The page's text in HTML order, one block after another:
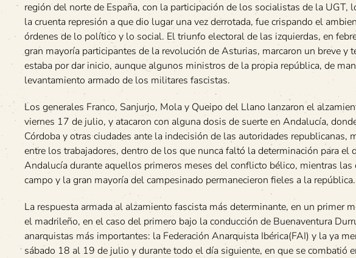
región del norte de España, con la participación de los socialistas de la
la cruenta represión a que dio lugar una vez derrotada, fue crispando el
órdenes de lo político y lo social. El triunfo electoral de las izquierdas, en
gran mayoría participantes de la revolución de Asturias, marcaron un breve y
estaba por dar inicio, aunque algunos ministros de la propia república, de
levantamiento armado de los militares fascistas.
Los generales Franco, Sanjurjo, Mola y Queipo del Llano lanzaron el
viernes 17 de julio, y atacaron con alguna dosis de suerte en Andalucía,
Córdoba y otras ciudades ante la indecisión de las autoridades republicanas,
entre los trabajadores, dentro de los que nunca faltó la determinación para el
Andalucía durante aquellos primeros meses del conflicto bélico, mientras
campo y la gran mayoría del campesinado permanecieron fieles a la república.
La respuesta armada al alzamiento fascista más determinante, en un primer
el madrileño, en el caso del primero bajo la conducción de Buenaventura
anarquistas más importantes: la Federación Anarquista Ibérica(FAI) y la ya
sábado 18 al 19 de julio y durante todo el día siguiente, en que se combatió